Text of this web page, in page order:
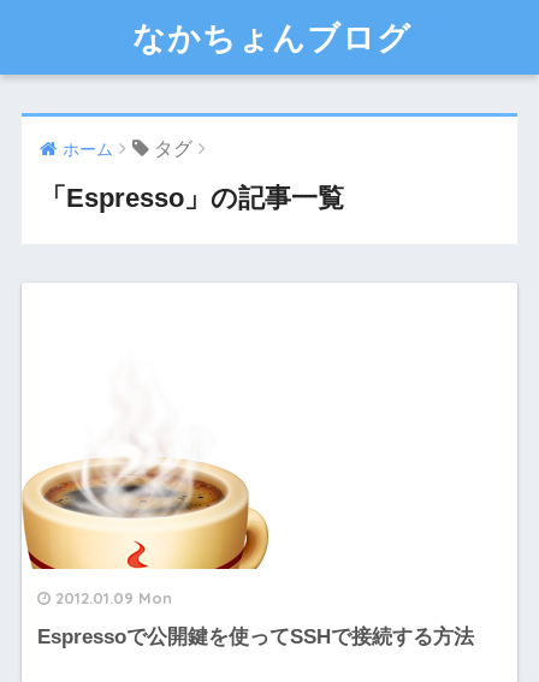
なかちょんブログ
ホーム タグ
「Espresso」の記事一覧
2012.01.09 Mon
Espressoで公開鍵を使ってSSHで接続する方法